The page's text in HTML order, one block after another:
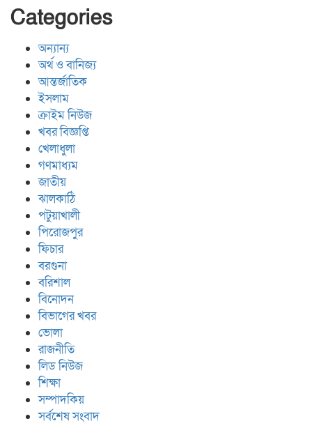
Categories
অন্যান্য
অর্থ ও বানিজ্য
আন্তর্জাতিক
ইসলাম
ক্রাইম নিউজ
খবর বিজ্ঞপ্তি
খেলাধুলা
গণমাধ্যম
জাতীয়
ঝালকাঠি
পটুয়াখালী
পিরোজপুর
ফিচার
বরগুনা
বরিশাল
বিনোদন
বিভাগের খবর
ভোলা
রাজনীতি
লিড নিউজ
শিক্ষা
সম্পাদকিয়
সর্বশেষ সংবাদ